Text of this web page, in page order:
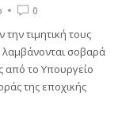
0
τιμητική τους
σοβαρά
από το Υπουργείο
της εποχικής